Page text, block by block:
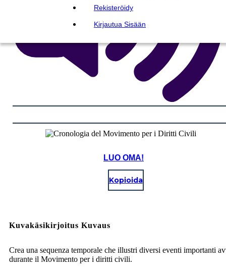
Rekisteröidy
Kirjautua Sisään
LUO OMA!
Kopioida
Kuvakäsikirjoitus Kuvaus
Crea una sequenza temporale che illustri diversi eventi importanti
durante il Movimento per i diritti civili.